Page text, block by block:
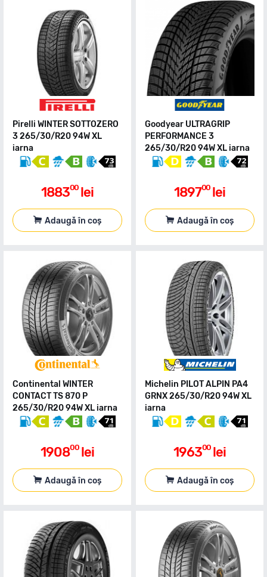
Pirelli WINTER SOTTOZERO
3 265/30/R20 94W XL
iarna
188300 lei
Adaugă în coș
Goodyear ULTRAGRIP
PERFORMANCE 3
265/30/R20 94W XL iarna
189700 lei
Adaugă în coș
Continental WINTER
CONTACT TS 870 P
265/30/R20 94W XL iarna
190800 lei
Adaugă în coș
Michelin PILOT ALPIN PA4
GRNX 265/30/R20 94W XL
iarna
196300 lei
Adaugă în coș